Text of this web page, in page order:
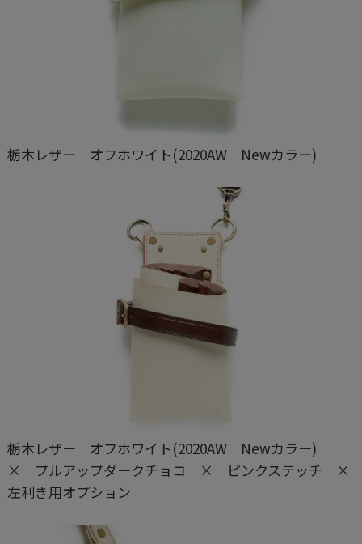
栃木レザー オフホワイト(2020AW Newカラー)
栃木レザー オフホワイト(2020AW Newカラー)
× プルアップダークチョコ × ピンクステッチ ×
左利き用オプション